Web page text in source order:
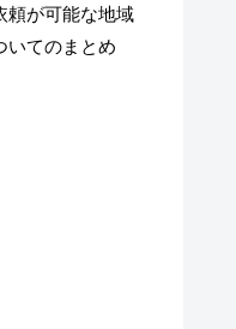
頼が可能な地域
いてのまとめ